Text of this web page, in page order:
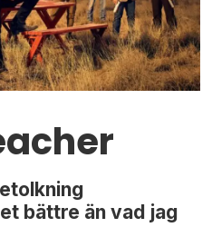
bättre än vad jag